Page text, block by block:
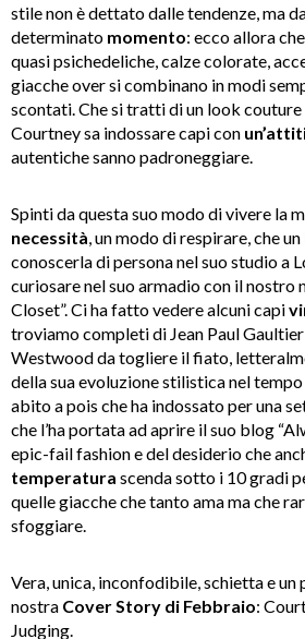
stile non è dettato dalle tendenze, ma
determinato momento: ecco allora
quasi psichedeliche, calze colorate,
giacche over si combinano in modi
scontati. Che si tratti di un look couture
Courtney sa indossare capi con
autentiche sanno padroneggiare.
Spinti da questa suo modo di vivere la
necessità , un modo di respirare, che
conoscerla di persona nel suo studio a
curiosare nel suo armadio con il nostro
Closet”. Ci ha fatto vedere alcuni capi
troviamo completi di Jean Paul
Westwood da togliere il fiato,
della sua evoluzione stilistica nel
abito a pois che ha indossato per una
che l’ha portata ad aprire il suo blog
epic-fail fashion e del desiderio che
temperatura scenda sotto i 10 gradi
quelle giacche che tanto ama ma che
sfoggiare.
Vera, unica, inconfodibile, schietta e un
nostra Cover Story di Febbraio:
Judging.